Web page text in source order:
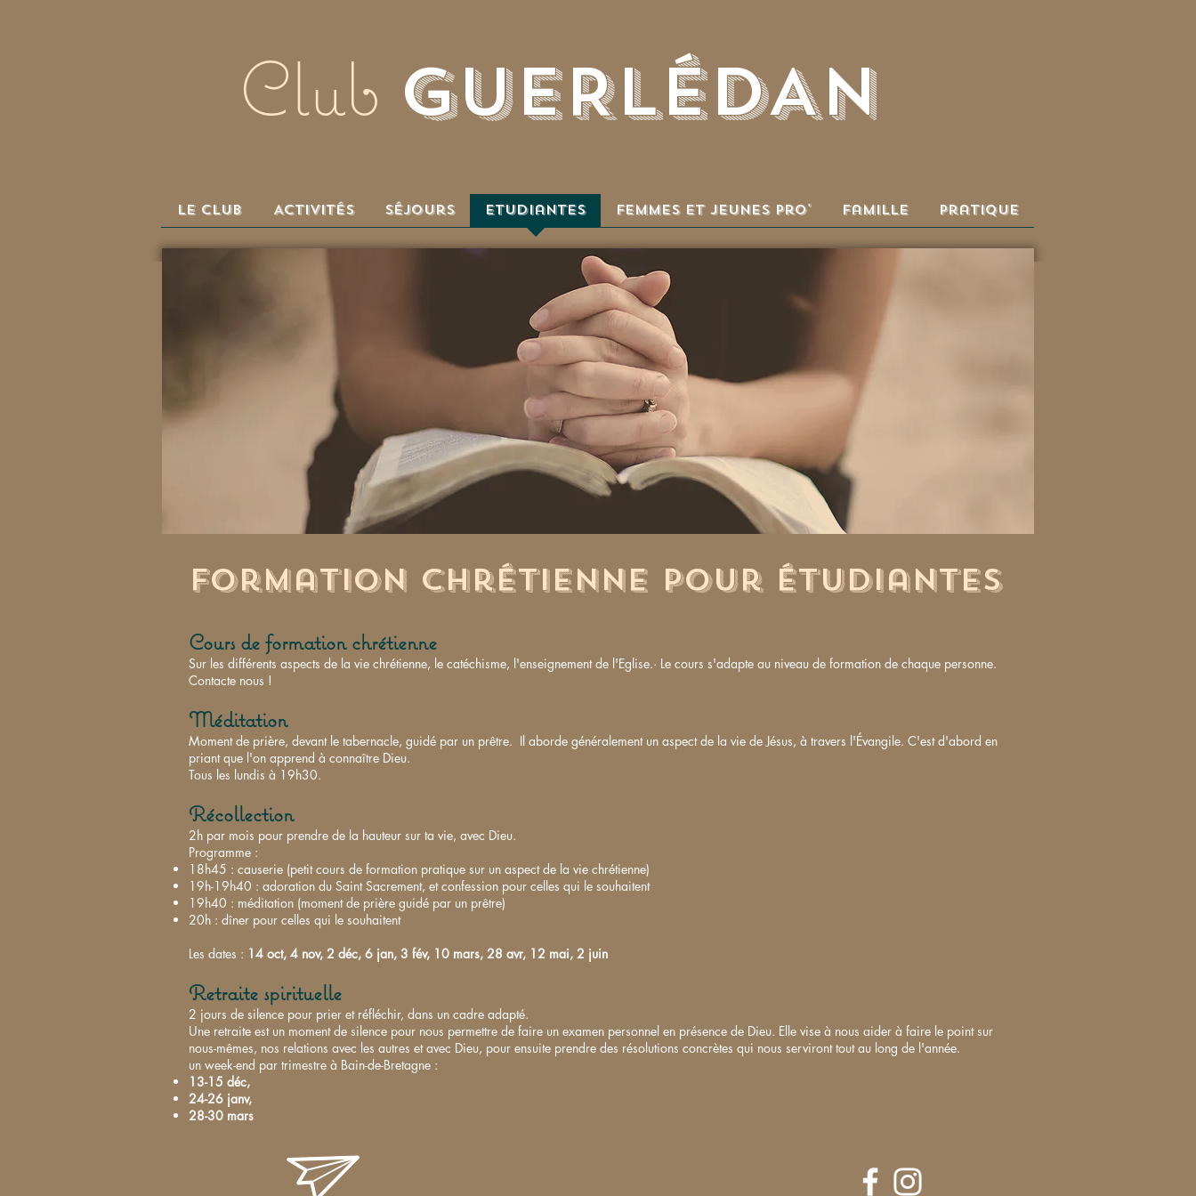
Club GUERLéDAN
Le Club Activités Séjours Etudiantes Femmes et jeunes pro' Famille Pratique
Formation chrétienne pour Étudiantes
Cours de formation chrétienne
Sur les différents aspects de la vie chrétienne, le catéchisme, l'enseignement de l'Eglise.· Le cours s'adapte au niveau de formation de chaque personne.
Contacte nous !
Méditation
Moment de prière, devant le tabernacle, guidé par un prêtre. Il aborde généralement un aspect de la vie de Jésus, à travers l'Évangile. C'est d'abord en
priant que l'on apprend à connaître Dieu.
Tous les lundis à 19h30.
Récollection
2h par mois pour prendre de la hauteur sur ta vie, avec Dieu.
Programme :
18h45 : causerie (petit cours de formation pratique sur un aspect de la vie chrétienne)
19h-19h40 : adoration du Saint Sacrement, et confession pour celles qui le souhaitent
19h40 : méditation (moment de prière guidé par un prêtre)
20h : dîner pour celles qui le souhaitent
Les dates : 14 oct, 4 nov, 2 déc, 6 jan, 3 fév, 10 mars, 28 avr, 12 mai, 2 juin
Retraite spirituelle
2 jours de silence pour prier et réfléchir, dans un cadre adapté.
Une retraite est un moment de silence pour nous permettre de faire un examen personnel en présence de Dieu. Elle vise à nous aider à faire le point sur
nous-mêmes, nos relations avec les autres et avec Dieu, pour ensuite prendre des résolutions concrètes qui nous serviront tout au long de l'année.
un week-end par trimestre à Bain-de-Bretagne :
13-15 déc,
24-26 janv,
28-30 mars